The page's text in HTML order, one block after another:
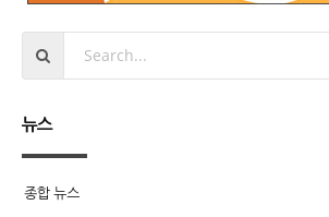
뉴스
종합 뉴스